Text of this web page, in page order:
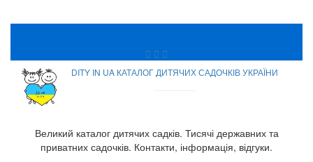
DITY IN UA КАТАЛОГ ДИТЯЧИХ САДОЧКІВ УКРАЇНИ
Великий каталог дитячих садків. Тисячі державних та
приватних садочків. Контакти, інформація, відгуки.